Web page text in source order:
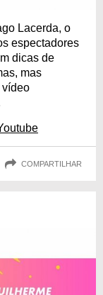
Lacerda, o
espectadores
dicas de
mas
vídeo
COMPARTILHAR